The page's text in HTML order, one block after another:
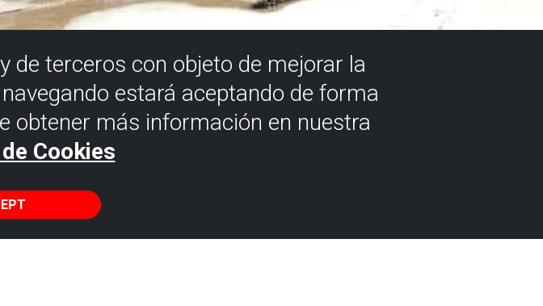
de terceros con objeto de mejorar la
estará aceptando de forma
obtener más información en nuestra
Cookies